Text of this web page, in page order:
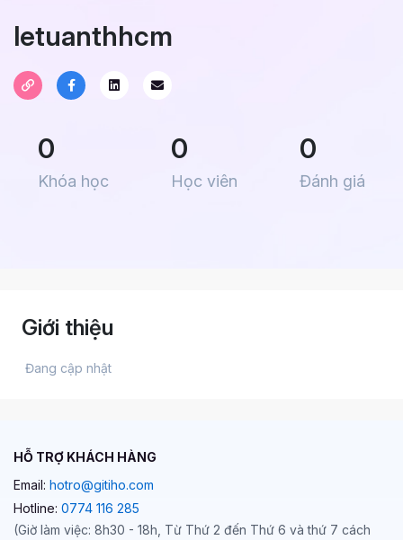
letuanthhcm
0
Khóa học
0
Học viên
0
Đánh giá
Giới thiệu
Đang cập nhật
HỖ TRỢ KHÁCH HÀNG
Email: hotro@gitiho.com
Hotline: 0774 116 285
(Giờ làm việc: 8h30 - 18h, Từ Thứ 2 đến Thứ 6 và thứ 7 cách